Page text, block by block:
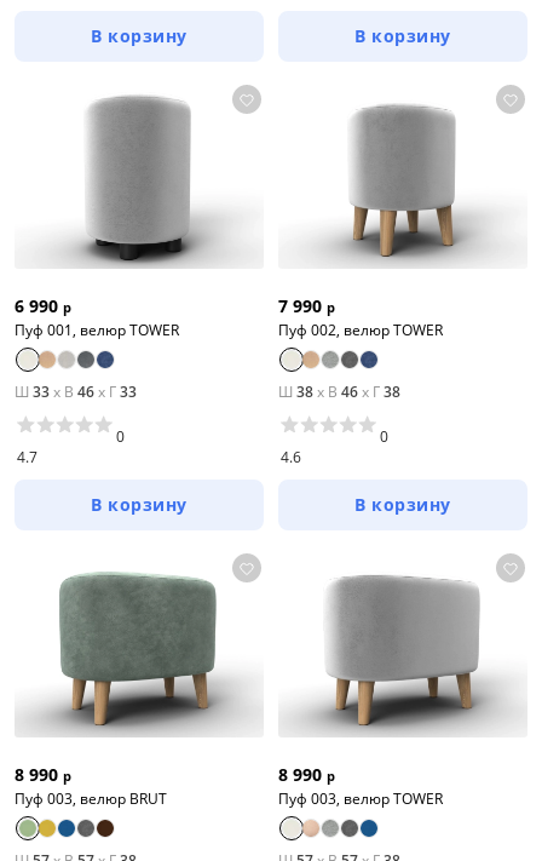
В корзину В корзину
6 990 р
Пуф 001, велюр TOWER
Ш 33x В 46x Г33
4.7
0
В корзину
7 990 р
Пуф 002, велюр TOWER
Ш 38x В 46x Г38
4.6
0
В корзину
8 990 р
Пуф 003, велюр BRUT
8 990 р
Пуф 003, велюр TOWER